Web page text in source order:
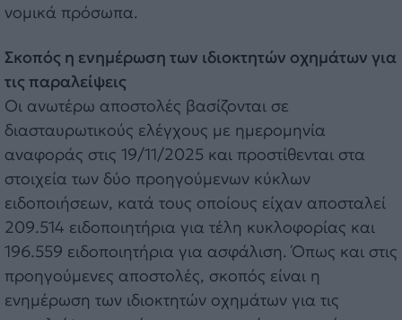
νομικά πρόσωπα.
Σκοπός η ενημέρωση των ιδιοκτητών οχημάτων για
τις παραλείψεις
Οι ανωτέρω αποστολές βασίζονται σε
διασταυρωτικούς ελέγχους με ημερομηνία
αναφοράς στις 19/11/2025 και προστίθενται στα
στοιχεία των δύο προηγούμενων κύκλων
ειδοποιήσεων, κατά τους οποίους είχαν αποσταλεί
209.514 ειδοποιητήρια για τέλη κυκλοφορίας και
196.559 ειδοποιητήρια για ασφάλιση. Όπως και στις
προηγούμενες αποστολές, σκοπός είναι η
ενημέρωση των ιδιοκτητών οχημάτων για τις